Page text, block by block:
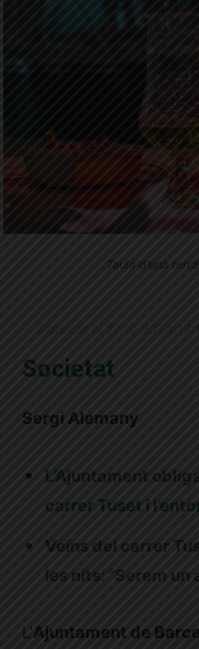
Taula d'una
Societat
Sergi Alemany
L’Ajuntament
carrer Tuset i
Veïns del carrer
les nits: “Serem un
L’Ajuntament de